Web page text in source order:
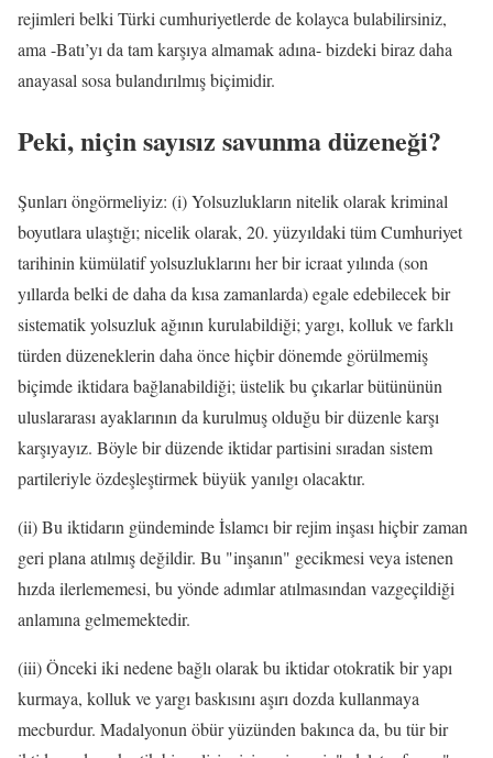
rejimleri belki Türki cumhuriyetlerde de kolayca bulabilirsiniz,
ama -Batı’yı da tam karşıya almamak adına- bizdeki biraz daha
anayasal sosa bulandırılmış biçimidir.
Peki, niçin sayısız savunma düzeneği?
Şunları öngörmeliyiz: (i) Yolsuzlukların nitelik olarak kriminal
boyutlara ulaştığı; nicelik olarak, 20. yüzyıldaki tüm Cumhuriyet
tarihinin kümülatif yolsuzluklarını her bir icraat yılında (son
yıllarda belki de daha da kısa zamanlarda) egale edebilecek bir
sistematik yolsuzluk ağının kurulabildiği; yargı, kolluk ve farklı
türden düzeneklerin daha önce hiçbir dönemde görülmemiş
biçimde iktidara bağlanabildiği; üstelik bu çıkarlar bütününün
uluslararası ayaklarının da kurulmuş olduğu bir düzenle karşı
karşıyayız. Böyle bir düzende iktidar partisini sıradan sistem
partileriyle özdeşleştirmek büyük yanılgı olacaktır.
(ii) Bu iktidarın gündeminde İslamcı bir rejim inşası hiçbir zaman
geri plana atılmış değildir. Bu "inşanın" gecikmesi veya istenen
hızda ilerlememesi, bu yönde adımlar atılmasından vazgeçildiği
anlamına gelmemektedir.
(iii) Önceki iki nedene bağlı olarak bu iktidar otokratik bir yapı
kurmaya, kolluk ve yargı baskısını aşırı dozda kullanmaya
mecburdur. Madalyonun öbür yüzünden bakınca da, bu tür bir